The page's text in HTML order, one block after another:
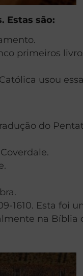
Estas são:
primeiros
usou
do
1610. Esta foi
na